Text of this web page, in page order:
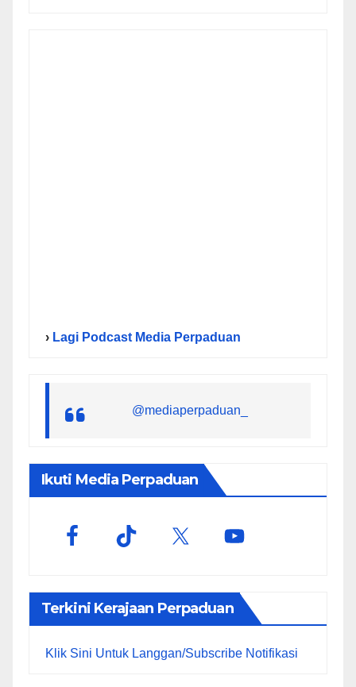
› Lagi Podcast Media Perpaduan
@mediaperpaduan_
Ikuti Media Perpaduan
Terkini Kerajaan Perpaduan
Klik Sini Untuk Langgan/Subscribe Notifikasi